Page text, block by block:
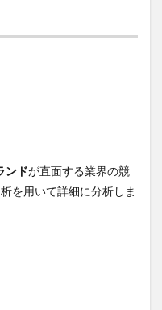
ンドが直面する業界の競
を用いて詳細に分析しま